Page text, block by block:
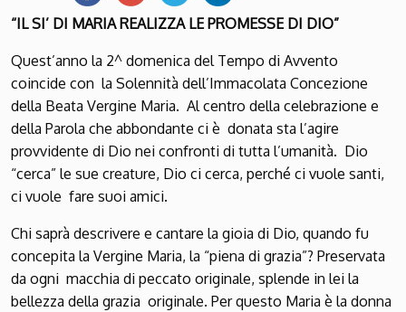
“IL SI’ DI MARIA REALIZZA LE PROMESSE DI DIO”
Quest’anno la 2^ domenica del Tempo di Avvento
coincide con la Solennità dell’Immacolata Concezione
della Beata Vergine Maria. Al centro della celebrazione e
della Parola che abbondante ci è donata sta l’agire
provvidente di Dio nei confronti di tutta l’umanità. Dio
“cerca” le sue creature, Dio ci cerca, perché ci vuole santi,
ci vuole fare suoi amici.
Chi saprà descrivere e cantare la gioia di Dio, quando fu
concepita la Vergine Maria, la “piena di grazia”? Preservata
da ogni macchia di peccato originale, splende in lei la
bellezza della grazia originale. Per questo Maria è la donna